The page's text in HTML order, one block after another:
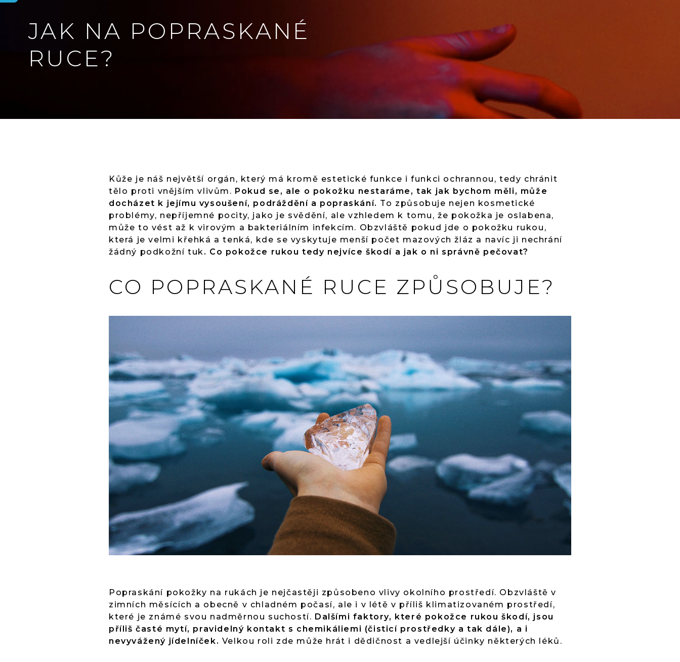
JAK NA POPRASKANÉ
RUCE?
Kůže je náš největší orgán, který má kromě estetické funkce i funkci ochrannou, tedy chránit
tělo proti vnějším vlivům. Pokud se, ale o pokožku nestaráme, tak jak bychom měli, může
docházet k jejímu vysoušení, podráždění a popraskání. To způsobuje nejen kosmetické
problémy, nepříjemné pocity, jako je svědění, ale vzhledem k tomu, že pokožka je oslabena,
může to vést až k virovým a bakteriálním infekcím. Obzvláště pokud jde o pokožku rukou,
která je velmi křehká a tenká, kde se vyskytuje menší počet mazových žláz a navíc ji nechrání
žádný podkožní tuk. Co pokožce rukou tedy nejvíce škodí a jak o ni správně pečovat?
CO POPRASKANÉ RUCE ZPŮSOBUJE?
Popraskání pokožky na rukách je nejčastěji způsobeno vlivy okolního prostředí. Obzvláště v
zimních měsících a obecně v chladném počasí, ale i v létě v příliš klimatizovaném prostředí,
které je známé svou nadměrnou suchostí. Dalšími faktory, které pokožce rukou škodí, jsou
příliš časté mytí, pravidelný kontakt s chemikáliemi (čisticí prostředky a tak dále), a i
nevyvážený jídelníček. Velkou roli zde může hrát i dědičnost a vedlejší účinky některých léků.